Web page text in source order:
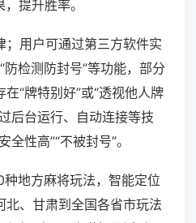
提升胜率。
；用户可通过第三方软件实
防检测防封号”等功能，部分
“牌特别好”或“透视他人牌
后台运行、自动连接等技
性高”“不被封号”。
地方麻将玩法，智能定位
北、甘肃到全国各省市玩法